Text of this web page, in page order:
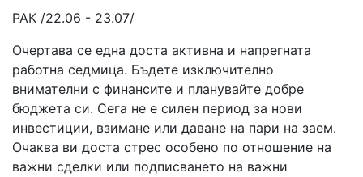
РАК /22.06 - 23.07/
Очертава се една доста активна и напрегната
работна седмица. Бъдете изключително
внимателни с финансите и планувайте добре
бюджета си. Сега не е силен период за нови
инвестиции, взимане или даване на пари на заем.
Очаква ви доста стрес особено по отношение на
важни сделки или подписването на важни